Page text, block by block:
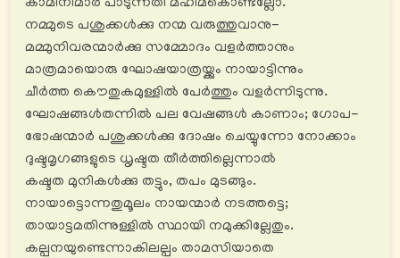
കാമിനിമാർ പാടുന്നതീ മഹിമകൊണ്ടല്ലോ.
നമ്മുടെ പശുക്കൾക്കു നന്മ വരുത്തുവാനു-
മമ്മുനിവരന്മാര്‍ക്കു സമ്മോദം വളര്‍ത്താനും
മാത്രമായൊരു ഘോഷയാത്രയ്ക്കും നായാട്ടിന്നും
ചീര്‍ത്ത കൌതുകമുള്ളിൽ പേർത്തും വളർന്നിടുന്നു.
ഘോഷങ്ങൾതന്നിൽ പല വേഷങ്ങൾ കാണാം; ഗോപ-
ഭോഷന്മാർ പശുക്കൾക്കു ദോഷം ചെയ്യുന്നോ നോക്കാം
ദുഷ്ടമൃഗങ്ങളുടെ ധൃഷ്ടത തീര്‍ത്തില്ലെന്നാൽ
കഷ്ടത മുനികൾക്കു തട്ടും, തപം മുടങ്ങും.
നായാട്ടൊന്നതുമൂലം നായന്മാർ നടത്തട്ടെ;
തായാട്ടമതിന്നുള്ളിൽ സ്ഥായി നമുക്കില്ലേതും.
കല്പനയുണ്ടെന്നാകിലല്പം താമസിയാതെ